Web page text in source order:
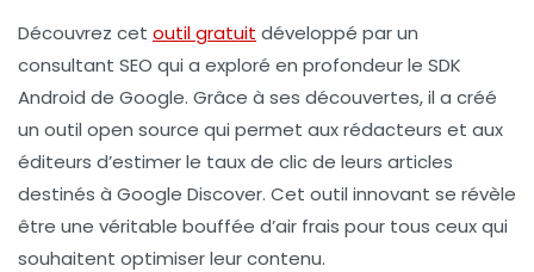
Découvrez cet outil gratuit développé par un
consultant SEO qui a exploré en profondeur le SDK
Android de Google. Grâce à ses découvertes, il a créé
un outil open source qui permet aux rédacteurs et aux
éditeurs d’estimer le taux de clicde leurs articles
destinés à Google Discover. Cet outil innovant se révèle
être une véritable bouffée d’air frais pour tous ceux qui
souhaitent optimiser leur contenu.